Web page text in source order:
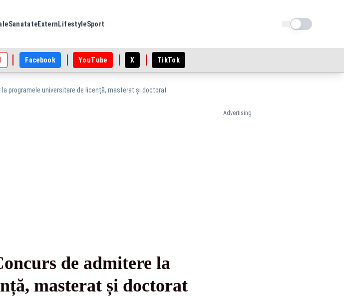
SanatateExtern LifestyleSport Schimba tema
Facebook YouTube X TikTok
programele universitare de licență, masterat și doctorat
Advertising
de admitere la
masterat și doctorat